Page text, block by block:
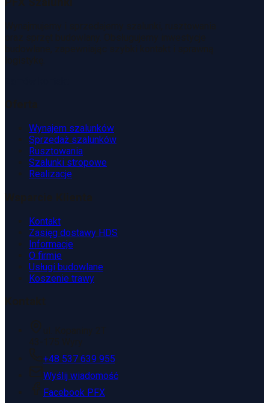
Wynajem szalunków
Sprzedaż szalunków
Rusztowania
Szalunki stropowe
Realizacje
Kontakt
Zasięg dostawy HDS
Informacje
O firmie
Usługi budowlane
Koszenie trawy
+48 537 639 955
Wyślij wiadomość
Facebook PFX